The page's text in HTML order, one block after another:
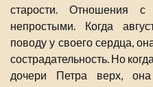
старости. Отношения
непростыми. Когда
поводу у своего сердца,
сострадательность. Но
дочери Петра верх,